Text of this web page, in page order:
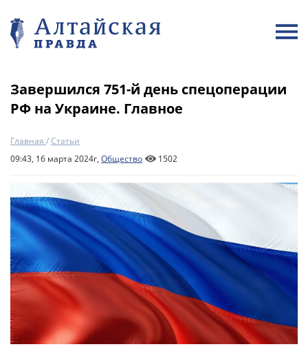
Завершился 751-й день спецоперации
РФ на Украине. Главное
Главная /Статьи
09:43, 16 марта 2024г, Общество 1502